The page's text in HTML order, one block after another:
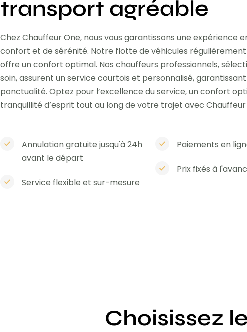
transport agréable
Chez Chauffeur One, nous vous garantissons une expérience
confort et de sérénité. Notre flotte de véhicules
offre un confort optimal. Nos chauffeurs professionnels,
soin, assurent un service courtois et personnalisé,
ponctualité. Optez pour l’excellence du service, un confort
tranquillité d’esprit tout au long de votre trajet avec Chauffeur
Annulation gratuite jusqu'à 24h
avant le départ
Service flexible et sur-mesure
Paiements en
Prix fixés à
Choisissez